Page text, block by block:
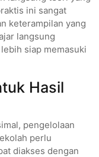
ini sangat
keterampilan yang
langsung
siap memasuki
Hasil
pengelolaan
perlu
diakses dengan